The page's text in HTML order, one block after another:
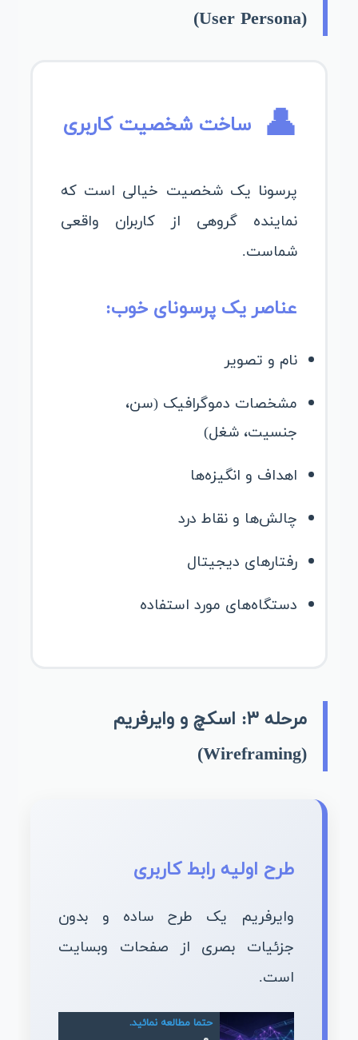
(User Persona)
👤 ساخت شخصیت کاربری
پرسونا یک شخصیت خیالی است که
نماینده گروهی از کاربران واقعی
شماست.
عناصر یک پرسونای خوب:
نام و تصویر
مشخصات دموگرافیک (سن،
جنسیت، شغل)
اهداف و انگیزه‌ها
چالش‌ها و نقاط درد
رفتارهای دیجیتال
دستگاه‌های مورد استفاده
مرحله ۳: اسکچ و وایرفریم
(Wireframing)
طرح اولیه رابط کاربری
وایرفریم یک طرح ساده و بدون
جزئیات بصری از صفحات وبسایت
است.
حتما مطالعه نمائید.